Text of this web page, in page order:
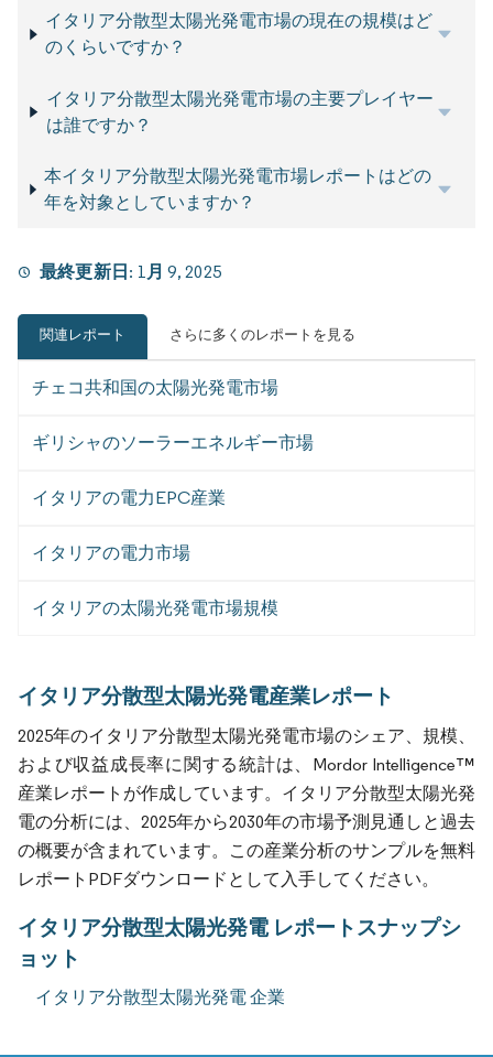
イタリア分散型太陽光発電市場の現在の規模はど
のくらいですか？
イタリア分散型太陽光発電市場の主要プレイヤー
は誰ですか？
本イタリア分散型太陽光発電市場レポートはどの
年を対象としていますか？
最終更新日: 1月 9, 2025
関連レポート さらに多くのレポートを見る
チェコ共和国の太陽光発電市場
ギリシャのソーラーエネルギー市場
イタリアの電力EPC産業
イタリアの電力市場
イタリアの太陽光発電市場規模
イタリア分散型太陽光発電産業レポート
2025年のイタリア分散型太陽光発電市場のシェア、規模、
および収益成長率に関する統計は、Mordor Intelligence™
産業レポートが作成しています。イタリア分散型太陽光発
電の分析には、2025年から2030年の市場予測見通しと過去
の概要が含まれています。この産業分析のサンプルを無料
レポートPDFダウンロードとして入手してください。
イタリア分散型太陽光発電 レポートスナップシ
ョット
イタリア分散型太陽光発電 企業